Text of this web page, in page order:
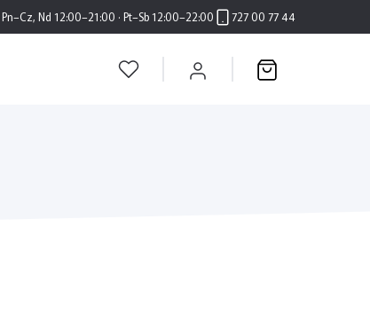
Pn–Cz, Nd 12:00–21:00 · Pt–Sb 12:00–22:00 727 00 77 44